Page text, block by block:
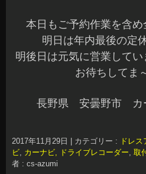
本日もご予約作業を含め
明日は年内最後の定
明後日は元気に営業して
お待ちしてま
長野県 安曇野市 カ
2017年11月29日 カテゴリー : ドレ
ビ, カーナビ, ドライブレコーダー, 取
者 : cs-azumi